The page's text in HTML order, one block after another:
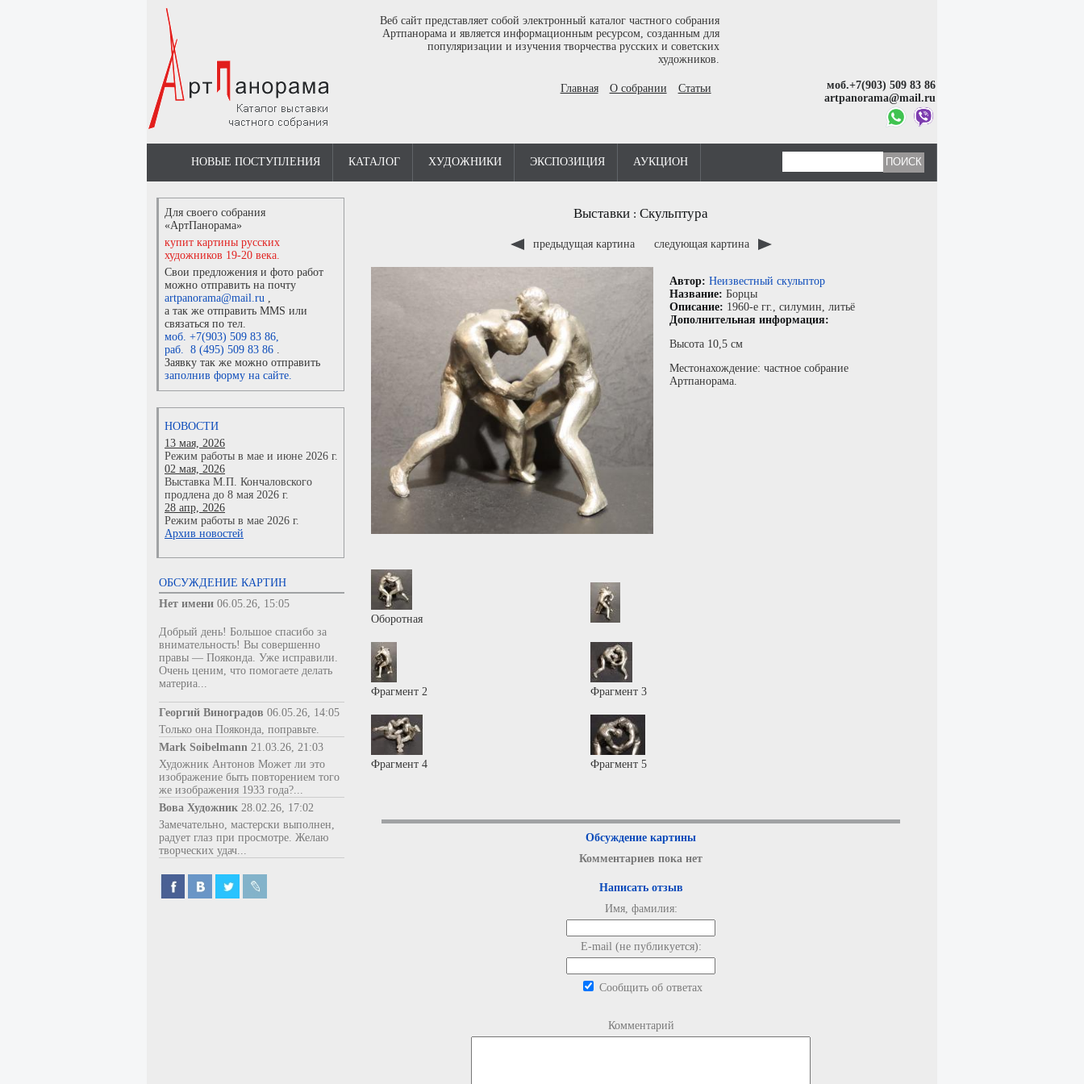
Веб сайт представляет собой электронный каталог частного собрания
Артпанорама и является информационным ресурсом, созданным для
популяризации и изучения творчества русских и советских
художников.
Главная О собрании Статьи
моб.+7(903) 509 83 86
artpanorama@mail.ru
НОВЫЕ ПОСТУПЛЕНИЯ КАТАЛОГ ХУДОЖНИКИ ЭКСПОЗИЦИЯ АУКЦИОН
Для своего собрания
«АртПанорама»
купит картины русских
художников 19-20 века.
Свои предложения и фото работ
можно отправить на почту
artpanorama@mail.ru ,
а так же отправить MMS или
связаться по тел.
моб. +7(903) 509 83 86,
раб. 8 (495) 509 83 86 .
Заявку так же можно отправить
заполнив форму на сайте.
НОВОСТИ
13 мая, 2026
Режим работы в мае и июне 2026 г.
02 мая, 2026
Выставка М.П. Кончаловского
продлена до 8 мая 2026 г.
28 апр, 2026
Режим работы в мае 2026 г.
Архив новостей
ОБСУЖДЕНИЕ КАРТИН
Нет имени 06.05.26, 15:05
Добрый день! Большое спасибо за
внимательность! Вы совершенно
правы — Пояконда. Уже исправили.
Очень ценим, что помогаете делать
материа...
Георгий Виноградов 06.05.26, 14:05
Только она Пояконда, поправьте.
Mark Soibelmann 21.03.26, 21:03
Художник Антонов Может ли это
изображение быть повторением того
же изображения 1933 года?...
Вова Художник 28.02.26, 17:02
Замечательно, мастерски выполнен,
радует глаз при просмотре. Желаю
творческих удач...
Выставки : Скульптура
предыдущая картина следующая картина
Автор: Неизвестный скульптор
Название: Борцы
Описание: 1960-е гг., силумин, литьё
Дополнительная информация:
Высота 10,5 см
Местонахождение: частное собрание
Артпанорама.
Оборотная
Фрагмент 2 Фрагмент 3
Фрагмент 4 Фрагмент 5
Обсуждение картины
Комментариев пока нет
Написать отзыв
Имя, фамилия:
E-mail (не публикуется):
Сообщить об ответах
Комментарий